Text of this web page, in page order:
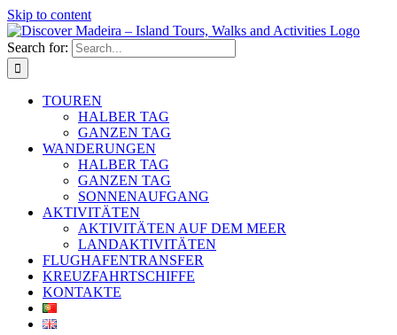
Skip to content
Search for:
TOUREN
HALBER TAG
GANZEN TAG
WANDERUNGEN
HALBER TAG
GANZEN TAG
SONNENAUFGANG
AKTIVITÄTEN
AKTIVITÄTEN AUF DEM MEER
LANDAKTIVITÄTEN
FLUGHAFENTRANSFER
KREUZFAHRTSCHIFFE
KONTAKTE